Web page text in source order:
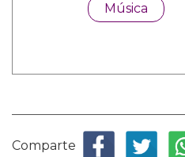
Música
Comparte